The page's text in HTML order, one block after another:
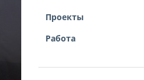
Проекты
Работа